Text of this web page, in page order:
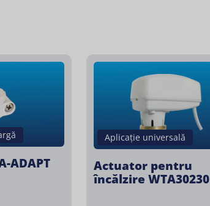
ADAPT
Aplicație universală
Actuator pentru
încălzire WTA30230